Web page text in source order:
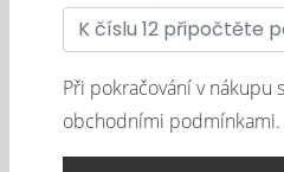
Při pokračování v nákupu
obchodními podmínkami.